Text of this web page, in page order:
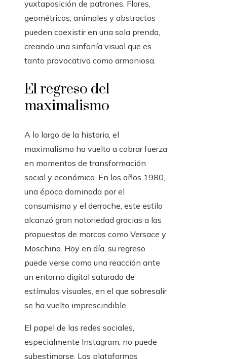
yuxtaposición de patrones. Flores,
geométricos, animales y abstractos
pueden coexistir en una sola prenda,
creando una sinfonía visual que es
tanto provocativa como armoniosa.
El regreso del
maximalismo
A lo largo de la historia, el
maximalismo ha vuelto a cobrar fuerza
en momentos de transformación
social y económica. En los años 1980,
una época dominada por el
consumismo y el derroche, este estilo
alcanzó gran notoriedad gracias a las
propuestas de marcas como Versace y
Moschino. Hoy en día, su regreso
puede verse como una reacción ante
un entorno digital saturado de
estímulos visuales, en el que sobresalir
se ha vuelto imprescindible.
El papel de las redes sociales,
especialmente Instagram, no puede
subestimarse. Las plataformas